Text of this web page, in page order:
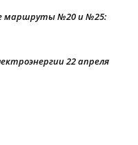
маршруты №20 и №25:
22 апреля